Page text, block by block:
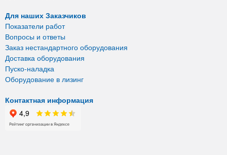
Для наших Заказчиков
Показатели работ
Вопросы и ответы
Заказ нестандартного оборудования
Доставка оборудования
Пуско-наладка
Оборудование в лизинг
Контактная информация